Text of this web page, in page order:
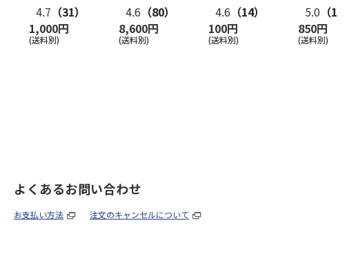
4.7 （31）
1,000円
(送料別)
4.6 （80）
8,600円
(送料別)
4.6 （14）
100円
(送料別)
5.0 （10）
850円
(送料別)
よくあるお問い合わせ
お支払い方法 注文のキャンセルについて